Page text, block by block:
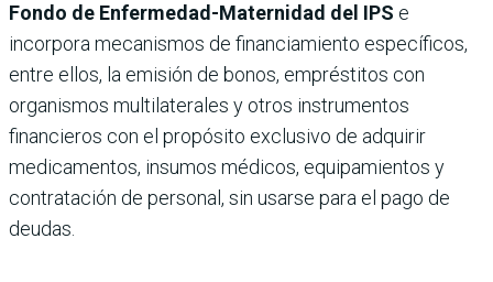
Fondo de Enfermedad-Maternidad del IPS e
incorpora mecanismos de financiamiento específicos,
entre ellos, la emisión de bonos, empréstitos con
organismos multilaterales y otros instrumentos
financieros con el propósito exclusivo de adquirir
medicamentos, insumos médicos, equipamientos y
contratación de personal, sin usarse para el pago de
deudas.